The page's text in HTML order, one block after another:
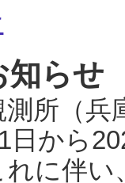
知らせ
所（
日から
に伴い